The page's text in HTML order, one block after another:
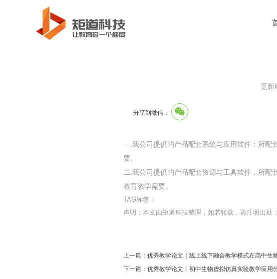
更新
分享到微信：
一.我公司提供的产品配套系统与应用软件：所配
要。
二.我公司提供的产品配套资源与工具软件，所
教育教学需要。
TAG标签：
声明：本文由矩道科技整理，如若转载，请注明出处：
上一篇：优秀教学论文｜线上线下融合教学模式在高中生
下一篇：优秀教学论文丨初中生物虚拟仿真实验教学应用